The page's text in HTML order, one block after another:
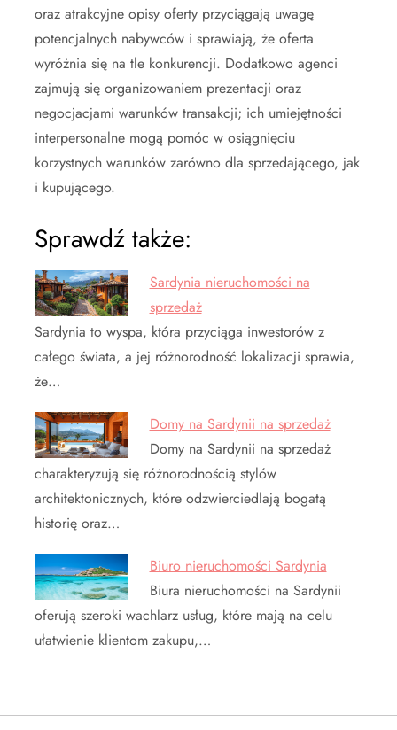
oraz atrakcyjne opisy oferty przyciągają uwagę
potencjalnych nabywców i sprawiają, że oferta
wyróżnia się na tle konkurencji. Dodatkowo agenci
zajmują się organizowaniem prezentacji oraz
negocjacjami warunków transakcji; ich umiejętności
interpersonalne mogą pomóc w osiągnięciu
korzystnych warunków zarówno dla sprzedającego, jak
i kupującego.
Sprawdź także:
Sardynia nieruchomości na
sprzedaż
Sardynia to wyspa, która przyciąga inwestorów z
całego świata, a jej różnorodność lokalizacji sprawia,
że…
Domy na Sardynii na sprzedaż
Domy na Sardynii na sprzedaż
charakteryzują się różnorodnością stylów
architektonicznych, które odzwierciedlają bogatą
historię oraz…
Biuro nieruchomości Sardynia
Biura nieruchomości na Sardynii
oferują szeroki wachlarz usług, które mają na celu
ułatwienie klientom zakupu,…